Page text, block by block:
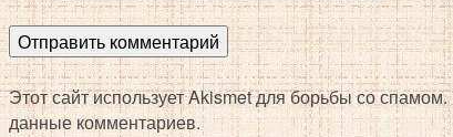
Этот сайт использует Akismet для борьбы со
данные комментариев.